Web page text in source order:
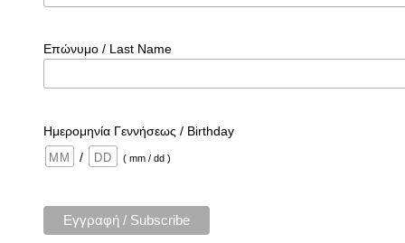
Επώνυμο / Last Name
Ημερομηνία Γεννήσεως / Birthday
/
( mm / dd )